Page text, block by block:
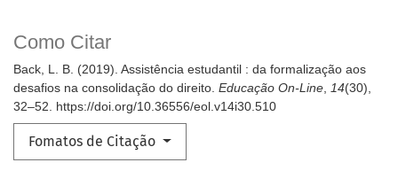
Como Citar
Back, L. B. (2019). Assistência estudantil : da formalização aos
desafios na consolidação do direito. Educação On-Line, 14(30),
32–52. https://doi.org/10.36556/eol.v14i30.510
Fomatos de Citação